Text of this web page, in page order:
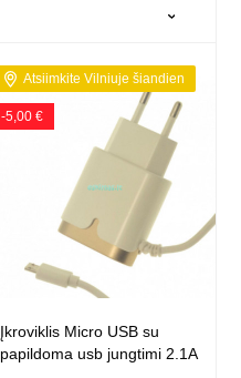
Atsiimkite Vilniuje šiandien
-5,00 €
Įkroviklis Micro USB su
papildoma usb jungtimi 2.1A